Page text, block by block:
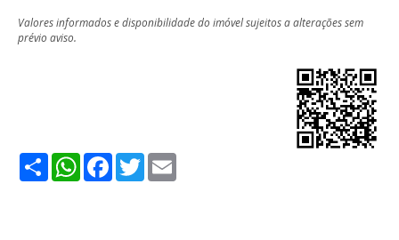
Valores informados e disponibilidade do imóvel sujeitos a alterações sem
prévio aviso.
ShareWhatsApp
Facebook
Twitter